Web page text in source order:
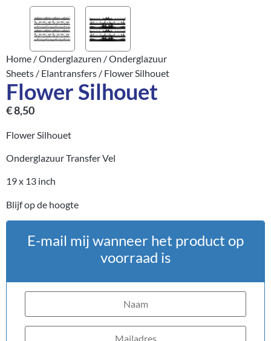
Home /Onderglazuren /Onderglazuur
Sheets / Elantransfers / Flower Silhouet
Flower Silhouet
€8,50
Flower Silhouet
Onderglazuur Transfer Vel
19 x 13 inch
Blijf op de hoogte
E-mail mij wanneer het product op
voorraad is